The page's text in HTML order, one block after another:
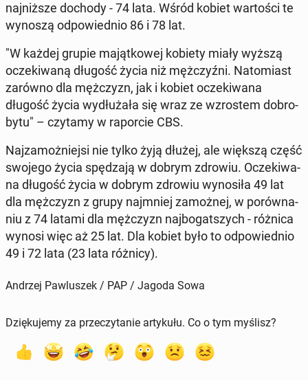
naj­niż­sze dochody - 74 lata. Wśród kobiet war­to­ści te
wynoszą od­po­wied­nio 86 i 78 lat.
"W każdej grupie ma­jąt­ko­wej kobiety miały wyższą
ocze­ki­wa­ną długość życia niż męż­czyź­ni. Na­to­miast
zarówno dla męż­czyzn, jak i kobiet ocze­ki­wa­na
długość życia wy­dłu­ża­ła się wraz ze wzro­stem do­bro­
by­tu" – czytamy w ra­por­cie CBS.
Naj­za­moż­niej­si nie tylko żyją dłużej, ale większą część
swojego życia spę­dza­ją w dobrym zdrowiu. Ocze­ki­wa­
na długość życia w dobrym zdrowiu wy­no­si­ła 49 lat
dla męż­czyzn z grupy naj­mniej za­moż­nej, w po­rów­na­
niu z 74 latami dla męż­czyzn naj­bo­gat­szych - różnica
wynosi więc aż 25 lat. Dla kobiet było to od­po­wied­nio
49 i 72 lata (23 lata różnicy).
Andrzej Pawluszek / PAP / Jagoda Sowa
Dziękujemy za przeczytanie artykułu. Co o tym myślisz?